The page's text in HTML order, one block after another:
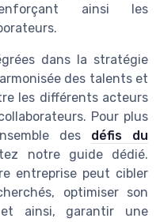
ainsi les
dans la stratégie
des talents et
les différents acteurs
Pour plus
des défis du
notre guide dédié.
entreprise peut cibler
optimiser son
ainsi, garantir une